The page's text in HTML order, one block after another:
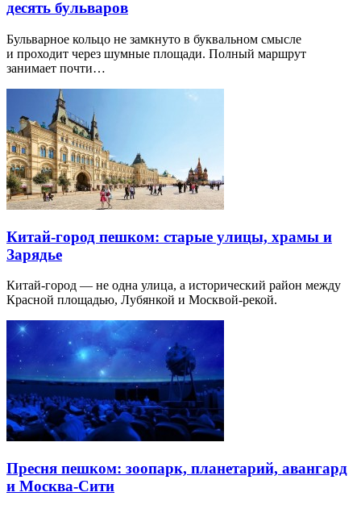
десять бульваров
Бульварное кольцо не замкнуто в буквальном смысле
и проходит через шумные площади. Полный маршрут
занимает почти…
Китай-город пешком: старые улицы, храмы и
Зарядье
Китай-город — не одна улица, а исторический район между
Красной площадью, Лубянкой и Москвой-рекой.
Пресня пешком: зоопарк, планетарий, авангард
и Москва-Сити